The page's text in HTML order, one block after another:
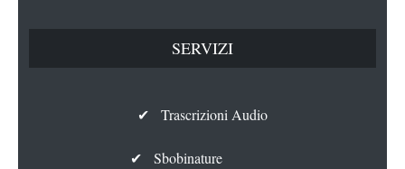
SERVIZI
✔ Trascrizioni Audio
✔ Sbobinature